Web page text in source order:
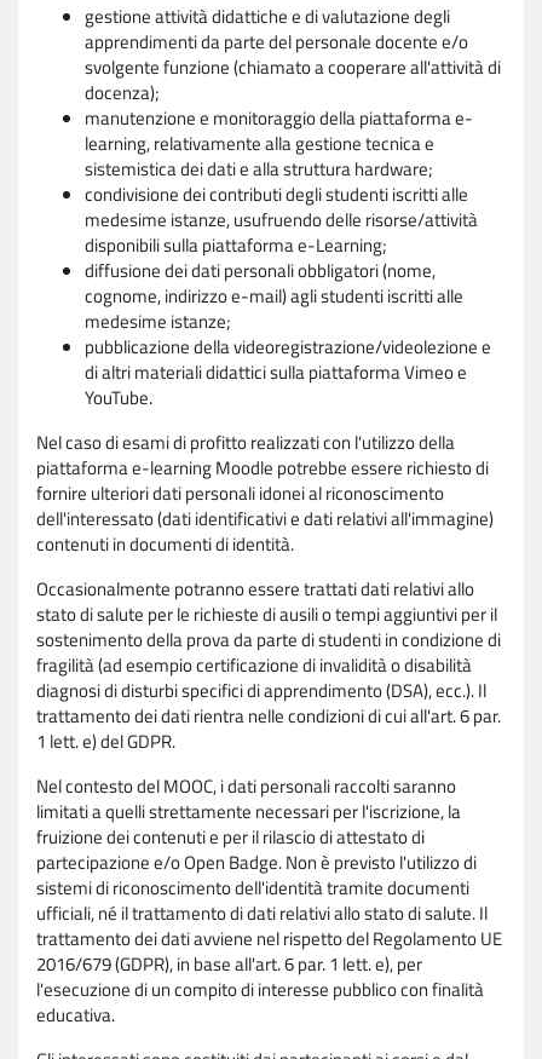
gestione attività didattiche e di valutazione degli
apprendimenti da parte del personale docente e/o
svolgente funzione (chiamato a cooperare all'attività di
docenza);
manutenzione e monitoraggio della piattaforma e-
learning, relativamente alla gestione tecnica e
sistemistica dei dati e alla struttura hardware;
condivisione dei contributi degli studenti iscritti alle
medesime istanze, usufruendo delle risorse/attività
disponibili sulla piattaforma e-Learning;
diffusione dei dati personali obbligatori (nome,
cognome, indirizzo e-mail) agli studenti iscritti alle
medesime istanze;
pubblicazione della videoregistrazione/videolezione e
di altri materiali didattici sulla piattaforma Vimeo e
YouTube.
Nel caso di esami di profitto realizzati con l'utilizzo della
piattaforma e-learning Moodle potrebbe essere richiesto di
fornire ulteriori dati personali idonei al riconoscimento
dell'interessato (dati identificativi e dati relativi all'immagine)
contenuti in documenti di identità.
Occasionalmente potranno essere trattati dati relativi allo
stato di salute per le richieste di ausili o tempi aggiuntivi per il
sostenimento della prova da parte di studenti in condizione di
fragilità (ad esempio certificazione di invalidità o disabilità
diagnosi di disturbi specifici di apprendimento (DSA), ecc.). Il
trattamento dei dati rientra nelle condizioni di cui all'art. 6 par.
1 lett. e) del GDPR.
Nel contesto del MOOC, i dati personali raccolti saranno
limitati a quelli strettamente necessari per l'iscrizione, la
fruizione dei contenuti e per il rilascio di attestato di
partecipazione e/o Open Badge. Non è previsto l'utilizzo di
sistemi di riconoscimento dell'identità tramite documenti
ufficiali, né il trattamento di dati relativi allo stato di salute. Il
trattamento dei dati avviene nel rispetto del Regolamento UE
2016/679 (GDPR), in base all'art. 6 par. 1 lett. e), per
l'esecuzione di un compito di interesse pubblico con finalità
educativa.